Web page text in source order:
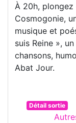
À 20h, plongez
Cosmogonie,
musique et
suis Reine »,
chansons,
Abat Jour.
Détail sortie